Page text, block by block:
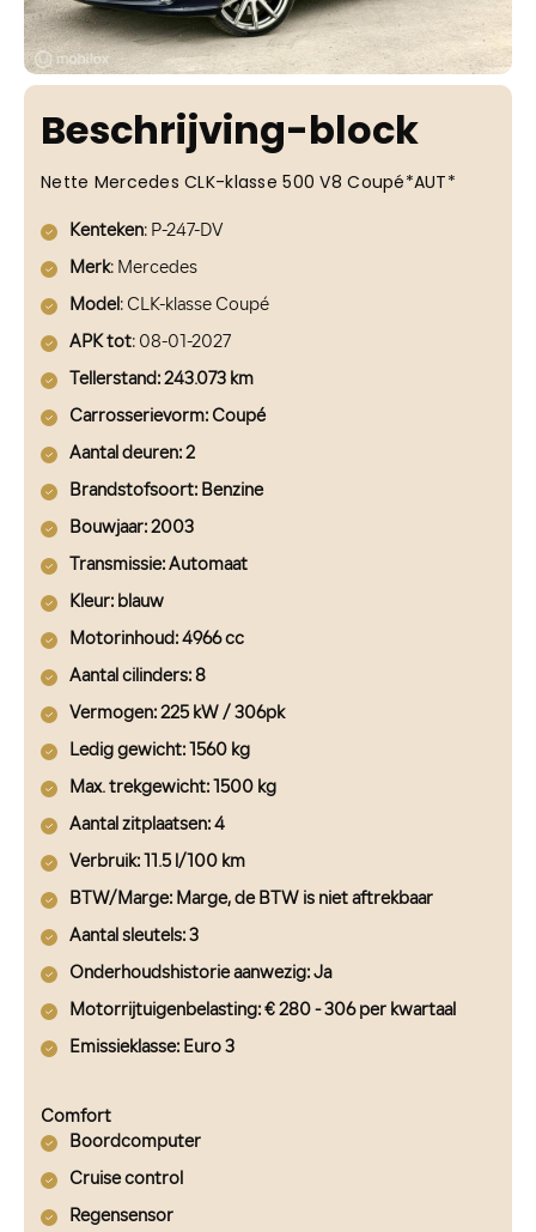
Beschrijving-block
Nette Mercedes CLK-klasse 500 V8 Coupé*AUT*
Kenteken: P-247-DV
Merk: Mercedes
Model : CLK-klasse Coupé
APK tot: 08-01-2027
Tellerstand: 243.073 km
Carrosserievorm: Coupé
Aantal deuren: 2
Brandstofsoort: Benzine
Bouwjaar: 2003
Transmissie: Automaat
Kleur: blauw
Motorinhoud : 4966 cc
Aantal cilinders: 8
Vermogen: 225 kW / 306pk
Ledig gewicht: 1560 kg
Max. trekgewicht: 1500 kg
Aantal zitplaatsen: 4
Verbruik: 11.5 l/100 km
BTW/Marge: Marge, de BTW is niet aftrekbaar
Aantal sleutels: 3
Onderhoudshistorie aanwezig: Ja
Motorrijtuigenbelasting: € 280 - 306 per kwartaal
Emissieklasse: Euro 3
Comfort
Boordcomputer
Cruise control
Regensensor